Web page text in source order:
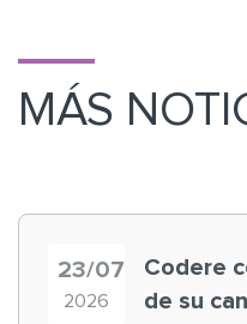
MÁS
23/07
2026
Codere
de su